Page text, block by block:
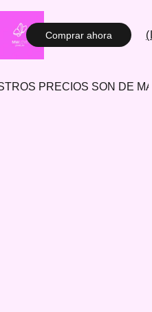
Comprar ahora
PRECIOS SON DE